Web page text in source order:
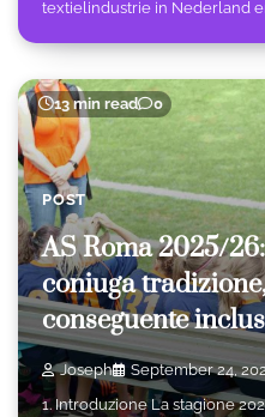
textielindustrie in Nederland
13 min read 0
POST
AS Roma 2025/
coniuga
conseguente
Joseph
September 24,
1. Introduzione La stagione